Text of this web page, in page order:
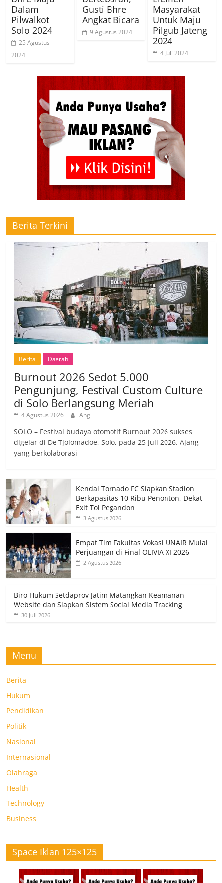
Dalam
Pilwalkot
Solo 2024
25 Agustus
2024
Gusti Bhre
Angkat Bicara
9 Agustus 2024
Masyarakat
Untuk Maju
Pilgub Jateng
2024
4 Juli 2024
Berita Terkini
Berita Daerah
Burnout 2026 Sedot 5.000
Pengunjung, Festival Custom Culture
di Solo Berlangsung Meriah
4 Agustus 2026 Ang
SOLO – Festival budaya otomotif Burnout 2026 sukses
digelar di De Tjolomadoe, Solo, pada 25 Juli 2026. Ajang
yang berkolaborasi
Kendal Tornado FC Siapkan Stadion
Berkapasitas 10 Ribu Penonton, Dekat
Exit Tol Pegandon
3 Agustus 2026
Empat Tim Fakultas Vokasi UNAIR Mulai
Perjuangan di Final OLIVIA XI 2026
2 Agustus 2026
Biro Hukum Setdaprov Jatim Matangkan Keamanan
Website dan Siapkan Sistem Social Media Tracking
30 Juli 2026
Menu
Berita
Hukum
Pendidikan
Politik
Nasional
Internasional
Olahraga
Health
Technology
Business
Space Iklan 125×125